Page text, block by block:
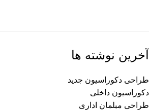
آخرین نوشته ها
طراحی دکوراسیون جدید
دکوراسیون داخلی
طراحی مبلمان اداری